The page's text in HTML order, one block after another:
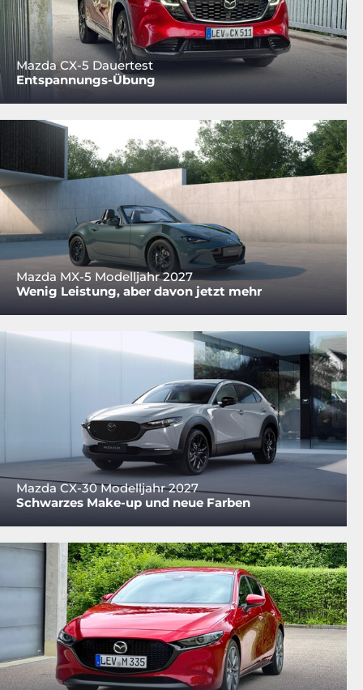
Mazda CX-5 Dauertest
Entspannungs-Übung
Mazda MX-5 Modelljahr 2027
Wenig Leistung, aber davon jetzt mehr
Mazda CX-30 Modelljahr 2027
Schwarzes Make-up und neue Farben